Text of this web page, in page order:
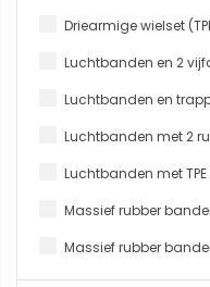
Driearmige wielset
Luchtbanden en 2
Luchtbanden en
Luchtbanden met 2
Luchtbanden met
Massief rubber
Massief rubber